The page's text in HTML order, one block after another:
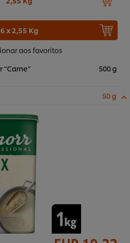
6 x 2,55 Kg
aos favoritos
“Carne”
500 g
50 g